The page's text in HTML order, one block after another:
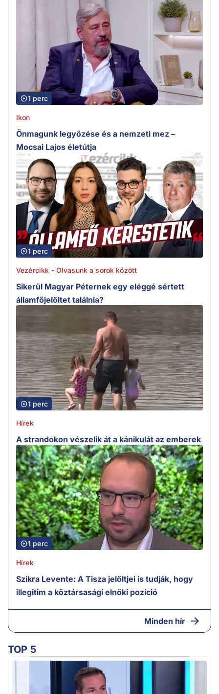
1 perc
Ikon
Önmagunk legyőzése és a nemzeti mez –
Mocsai Lajos életútja
1 perc
Vezércikk - Olvasunk a sorok között
Sikerül Magyar Péternek egy eléggé sértett
államfőjelöltet találnia?
1 perc
Hírek
A strandokon vészelik át a kánikulát az emberek
1 perc
Hírek
Szikra Levente: A Tisza jelöltjei is tudják, hogy
illegitim a köztársasági elnöki pozíció
Minden hír
TOP 5